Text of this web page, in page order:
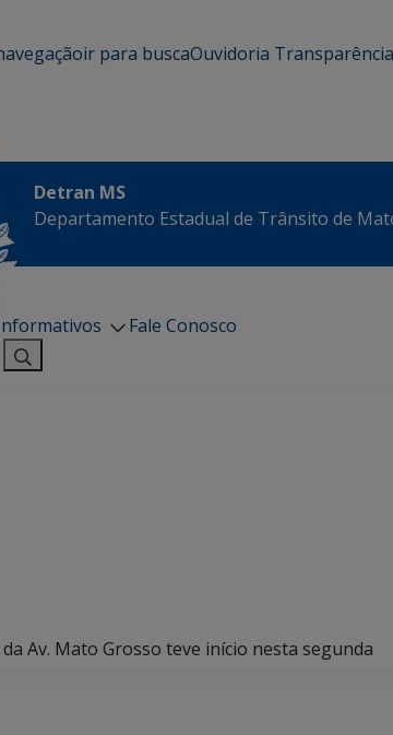
ir para buscaOuvidoria Transparência
Detran MS
Departamento Estadual de Trânsito de
Fale Conosco
Av. Mato Grosso teve início nesta segunda